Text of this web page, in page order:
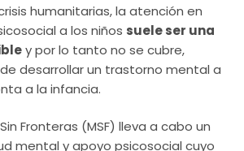
humanitarias, la atención en
a los niños suele ser una
y por lo tanto no se cubre,
desarrollar un trastorno mental a
a la infancia.
Fronteras (MSF) lleva a cabo un
mental y apoyo psicosocial cuyo